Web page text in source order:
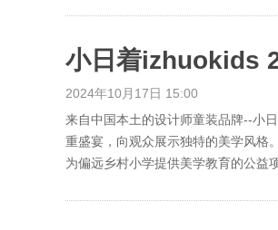
小日着izhuokids
2024年10月17日 15:00
来自中国本土的设计师童装品牌--小
重盛宴，向观众展示独特的美学风格
为偏远乡村小学提供美学教育的公益